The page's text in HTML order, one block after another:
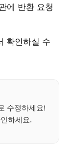
에 반환 요청
확인하실 수
수정하세요!
하세요.